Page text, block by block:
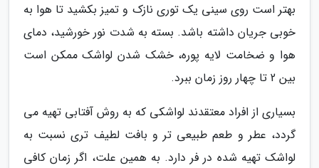
بهتر است روی سینی یک توری نازک و تمیز بکشید تا هوا به
خوبی جریان داشته باشد. بسته به شدت نور خورشید، دمای
هوا و ضخامت لایه پوره، خشک شدن لواشک ممکن است
بین 2 تا چهار روز زمان ببرد.
بسیاری از افراد معتقدند لواشکی که به روش آفتابی تهیه می
گردد، عطر و طعم طبیعی تر و بافت لطیف تری نسبت به
لواشک تهیه شده در فر دارد. به همین علت، اگر زمان کافی